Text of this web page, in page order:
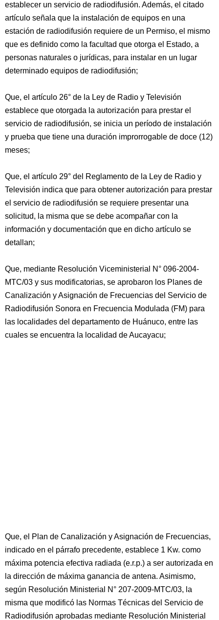
establecer un servicio de radiodifusión. Además, el citado
artículo señala que la instalación de equipos en una
estación de radiodifusión requiere de un Permiso, el mismo
que es definido como la facultad que otorga el Estado, a
personas naturales o jurídicas, para instalar en un lugar
determinado equipos de radiodifusión;
Que, el artículo 26° de la Ley de Radio y Televisión
establece que otorgada la autorización para prestar el
servicio de radiodifusión, se inicia un período de instalación
y prueba que tiene una duración improrrogable de doce (12)
meses;
Que, el artículo 29° del Reglamento de la Ley de Radio y
Televisión indica que para obtener autorización para prestar
el servicio de radiodifusión se requiere presentar una
solicitud, la misma que se debe acompañar con la
información y documentación que en dicho artículo se
detallan;
Que, mediante Resolución Viceministerial N° 096-2004-
MTC/03 y sus modificatorias, se aprobaron los Planes de
Canalización y Asignación de Frecuencias del Servicio de
Radiodifusión Sonora en Frecuencia Modulada (FM) para
las localidades del departamento de Huánuco, entre las
cuales se encuentra la localidad de Aucayacu;
Que, el Plan de Canalización y Asignación de Frecuencias,
indicado en el párrafo precedente, establece 1 Kw. como
máxima potencia efectiva radiada (e.r.p.) a ser autorizada en
la dirección de máxima ganancia de antena. Asimismo,
según Resolución Ministerial N° 207-2009-MTC/03, la
misma que modificó las Normas Técnicas del Servicio de
Radiodifusión aprobadas mediante Resolución Ministerial